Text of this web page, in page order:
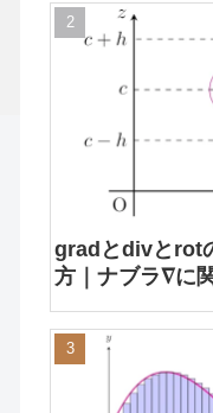
gradとdivとrot
方｜ナブラ∇に